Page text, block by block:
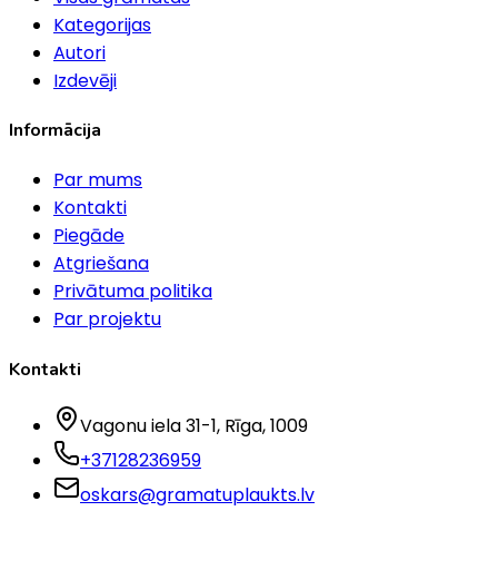
Kategorijas
Autori
Izdevēji
Informācija
Par mums
Kontakti
Piegāde
Atgriešana
Privātuma politika
Par projektu
Kontakti
Vagonu iela 31-1, Rīga, 1009
+37128236959
oskars@gramatuplaukts.lv